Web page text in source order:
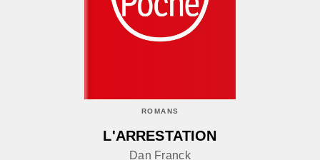
ROMANS
L'ARRESTATION
Dan Franck